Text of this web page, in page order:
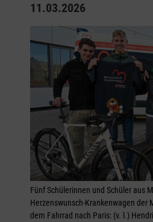
11.03.2026
Fünf Schülerinnen und Schüler aus
Herzenswunsch-Krankenwagen der
dem Fahrrad nach Paris: (v. l.)